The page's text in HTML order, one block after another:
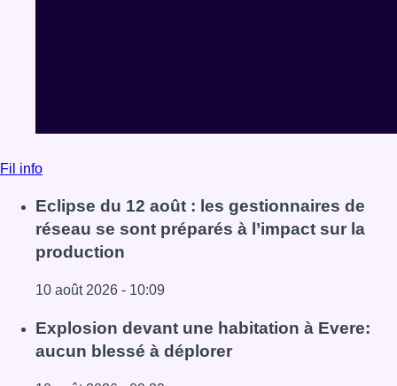
Fil info
Eclipse du 12 août : les gestionnaires de
réseau se sont préparés à l’impact sur la
production
10 août 2026 - 10:09
Lire l'article Eclipse du 12 août : les gestionnaires de
Explosion devant une habitation à Evere:
aucun blessé à déplorer